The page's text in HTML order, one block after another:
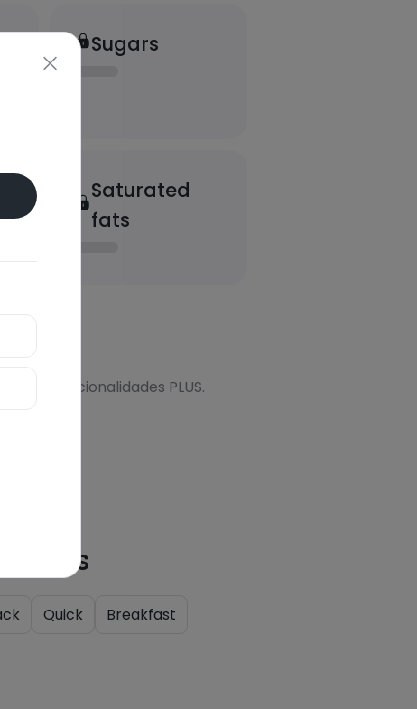
Sugars
Saturated
fats
más funcionalidades PLUS.
Quick Breakfast